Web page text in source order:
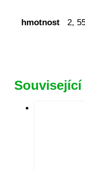
hmotnost 2,